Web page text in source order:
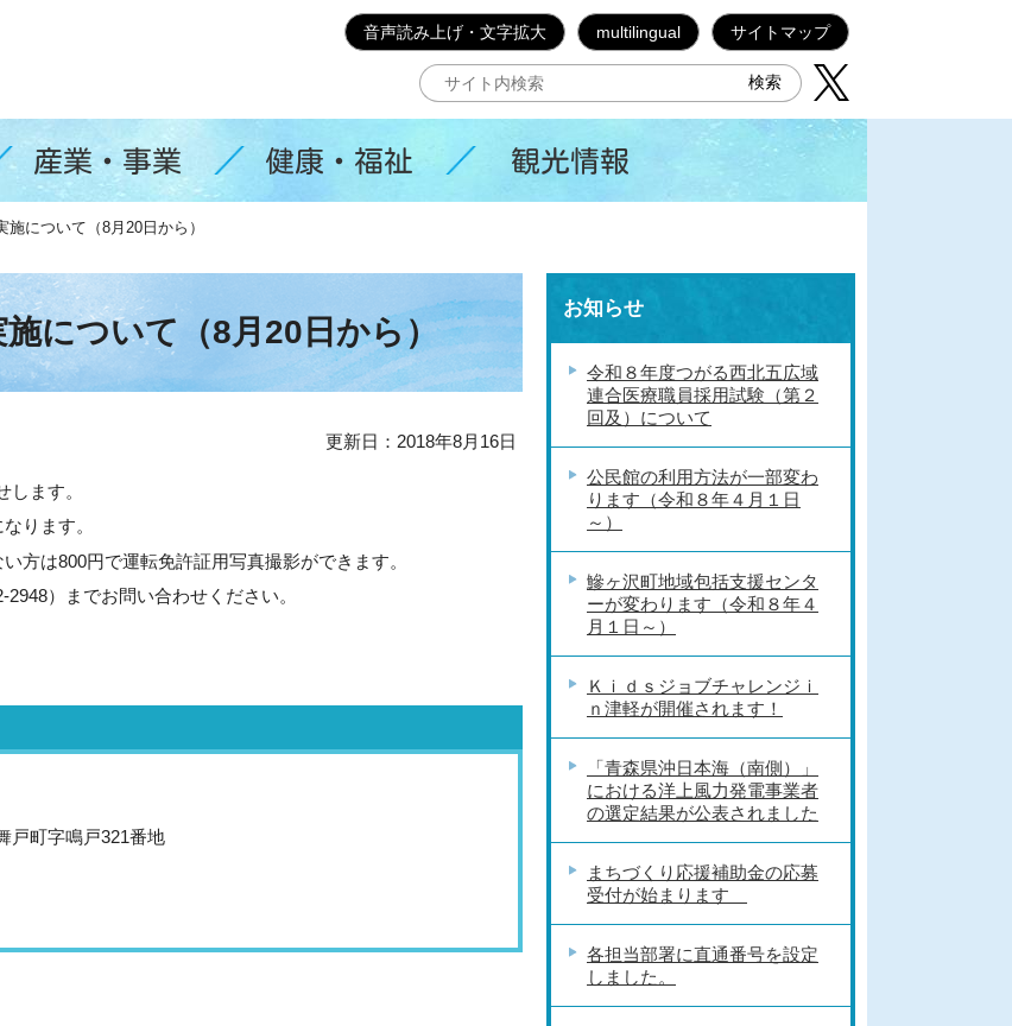
音声読み上げ・文字拡大 multilingual サイトマップ
産業・事業 健康・福祉 観光情報
について（8月20日から）
について（8月20日から）
更新日：2018年8月16日
ます。
ります。
方は800円で運転免許証用写真撮影ができます。
）までお問い合わせください。
戸町字鳴戸321番地
お知らせ
令和８年度つがる西北五広域
連合医療職員採用試験（第２
回及）について
公民館の利用方法が一部変わ
ります（令和８年４月１日
～）
鰺ヶ沢町地域包括支援センタ
ーが変わります（令和８年４
月１日～）
Ｋｉｄｓジョブチャレンジｉ
ｎ津軽が開催されます！
「青森県沖日本海（南側）」
における洋上風力発電事業者
の選定結果が公表されました
まちづくり応援補助金の応募
受付が始まります
各担当部署に直通番号を設定
しました。